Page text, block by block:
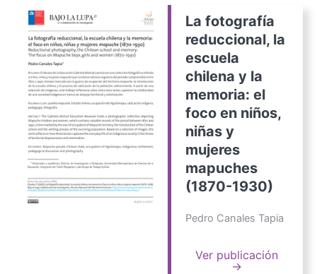
La fotografía
reduccional, la
escuela
chilena y la
memoria: el
foco en niños,
niñas y
mujeres
mapuches
(1870-1930)
Pedro Canales Tapia
Ver publicación
→